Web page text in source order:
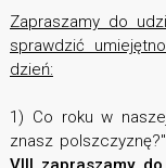
Zapraszamy do
sprawdzić
dzień:
1) Co roku w
znasz